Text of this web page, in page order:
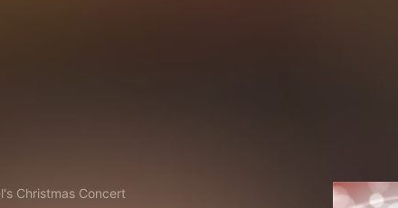
Christmas Concert